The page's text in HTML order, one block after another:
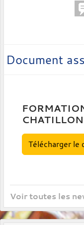
Document
CHATILLON
Télécharger le
Voir toutes les